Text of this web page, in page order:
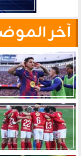
آخر